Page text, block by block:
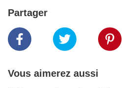
Partager
Vous aimerez aussi